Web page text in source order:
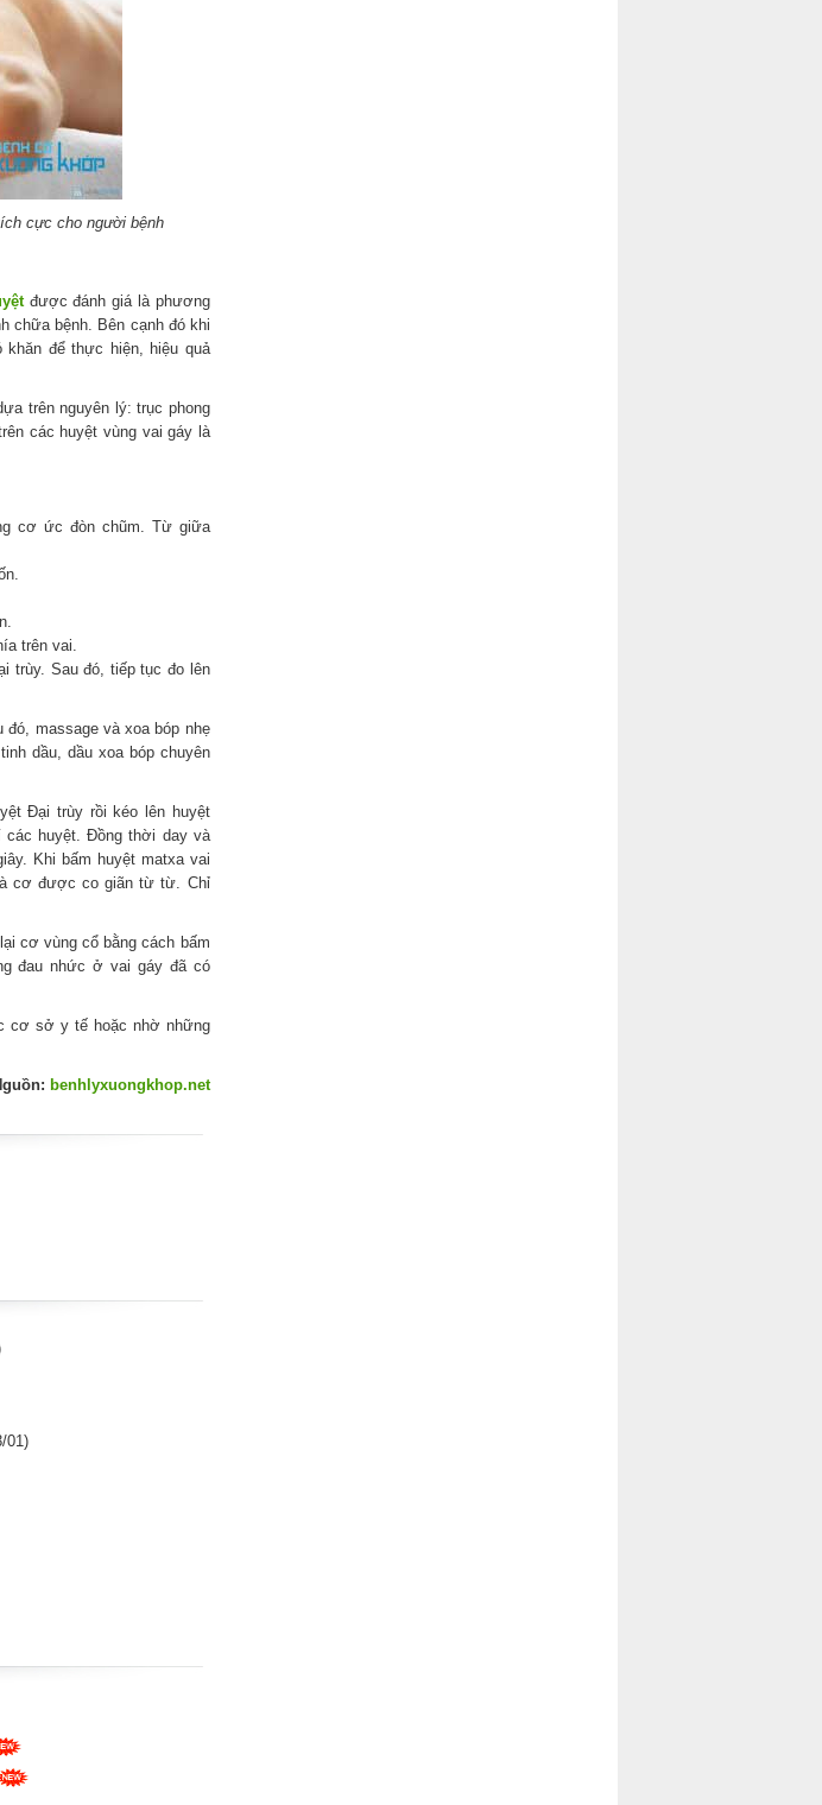
cực cho người bệnh
được đánh giá là phương
chữa bệnh. Bên cạnh đó khi
khăn để thực hiện, hiệu quả
trên nguyên lý: trục phong
các huyệt vùng vai gáy là
cơ ức đòn chũm. Từ giữa
trên vai.
trùy. Sau đó, tiếp tục đo lên
massage và xoa bóp nhẹ
dầu, dầu xoa bóp chuyên
Đại trùy rồi kéo lên huyệt
các huyệt. Đồng thời day và
Khi bấm huyệt matxa vai
cơ được co giãn từ từ. Chỉ
cơ vùng cổ bằng cách bấm
đau nhức ở vai gáy đã có
cơ sở y tế hoặc nhờ những
benhlyxuongkhop.net
01)